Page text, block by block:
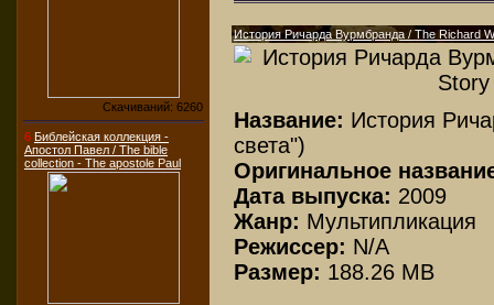
Скачиваний: 6260
6 Библейская коллекция -
Апостол Павел / The bible
collection - The apostole Paul
История Ричарда Вурмбранда / The Richard
Название: История
света")
Оригинальное
Дата выпуска: 2009
Жанр: Мультипликация
Режиссер: N/A
Размер: 188.26 MB